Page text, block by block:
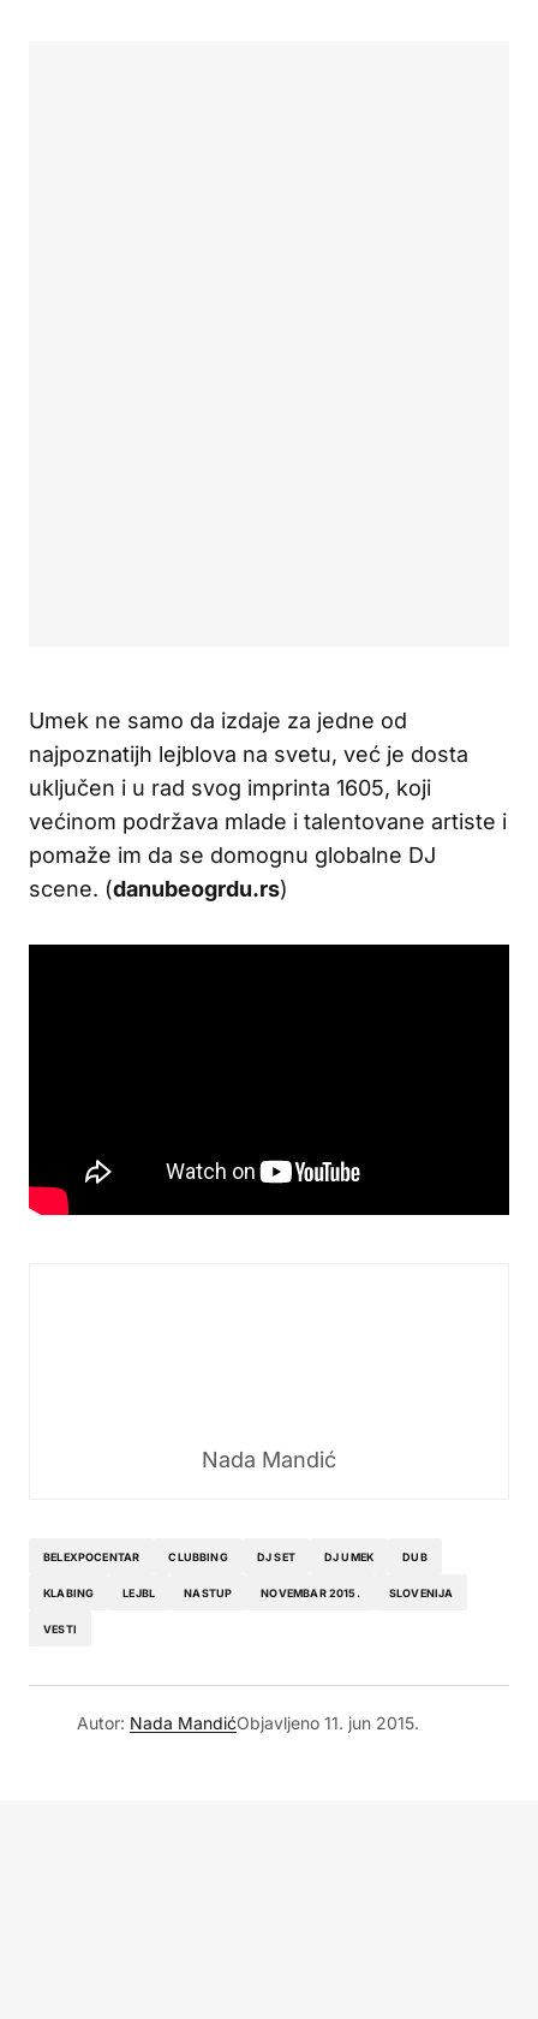
Umek ne samo da izdaje za jedne od
najpoznatijh lejblova na svetu, već je dosta
uključen i u rad svog imprinta 1605, koji
većinom podržava mlade i talentovane artiste i
pomaže im da se domognu globalne DJ
scene. (danubeogrdu.rs)
Nada Mandić
BELEXPOCENTAR CLUBBING DJ SET DJ UMEK DUB
KLABING LEJBL NASTUP NOVEMBAR 2015. SLOVENIJA
VESTI
Autor: Nada MandićObjavljeno 11. jun 2015.